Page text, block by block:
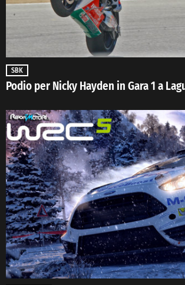
SBK
Podio per Nicky Hayden in Gara 1 a